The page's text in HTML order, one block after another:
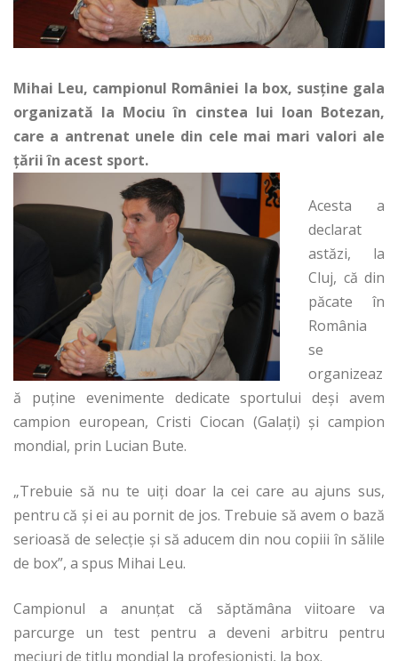
Mihai Leu, campionul României la box, susține gala
organizată la Mociu în cinstea lui Ioan Botezan,
care a antrenat unele din cele mai mari valori ale
țării în acest sport.
Acesta a
declarat
astăzi, la
Cluj, că din
păcate în
România
se
organizeaz
ă puține evenimente dedicate sportului deși avem
campion european, Cristi Ciocan (Galați) și campion
mondial, prin Lucian Bute.
„Trebuie să nu te uiți doar la cei care au ajuns sus,
pentru că și ei au pornit de jos. Trebuie să avem o bază
serioasă de selecție și să aducem din nou copiii în sălile
de box”, a spus Mihai Leu.
Campionul a anunțat că săptămâna viitoare va
parcurge un test pentru a deveni arbitru pentru
meciuri de titlu mondial la profesioniști, la box.